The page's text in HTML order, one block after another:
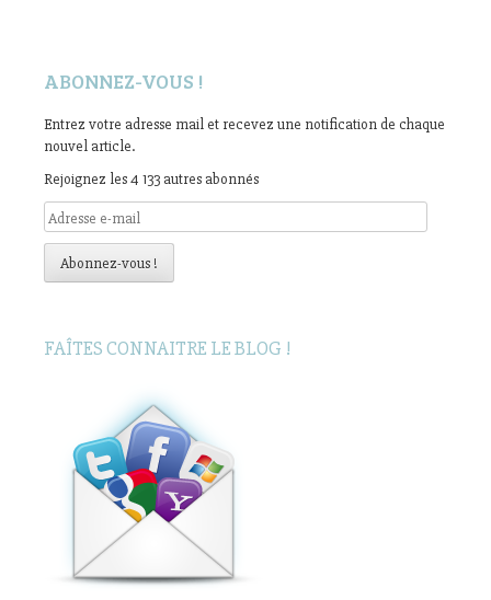
ABONNEZ-VOUS !
Entrez votre adresse mail et recevez une notification de chaque
nouvel article.
Rejoignez les 4 133 autres abonnés
Adresse
e-
mailAbonnez-vous !
FAÎTES CONNAITRE LE BLOG !